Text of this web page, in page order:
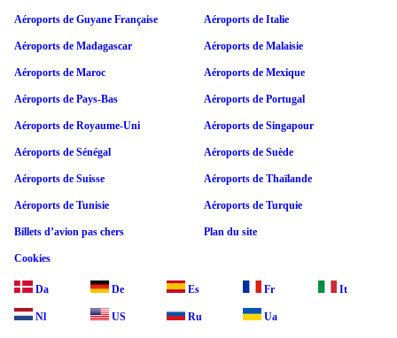
Aéroports de Guyane Française Aéroports de Italie
Aéroports de Madagascar Aéroports de Malaisie
Aéroports de Maroc Aéroports de Mexique
Aéroports de Pays-Bas Aéroports de Portugal
Aéroports de Royaume-Uni Aéroports de Singapour
Aéroports de Sénégal Aéroports de Suède
Aéroports de Suisse Aéroports de Thaïlande
Aéroports de Tunisie Aéroports de Turquie
Billets d’avion pas chers Plan du site
Cookies
Da De Es Fr It
Nl US Ru Ua